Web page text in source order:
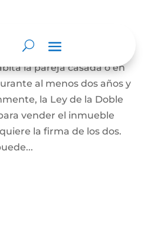
familiar
ordena la ley sobre la
la pareja casada o en
al menos dos años y
la Ley de la Doble
vender el inmueble
la firma de los dos.